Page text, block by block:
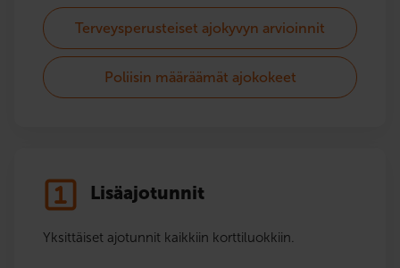
Terveysperusteiset ajokyvyn arvioinnit
Poliisin määräämät ajokokeet
Lisäajotunnit
Yksittäiset ajotunnit kaikkiin korttiluokkiin.